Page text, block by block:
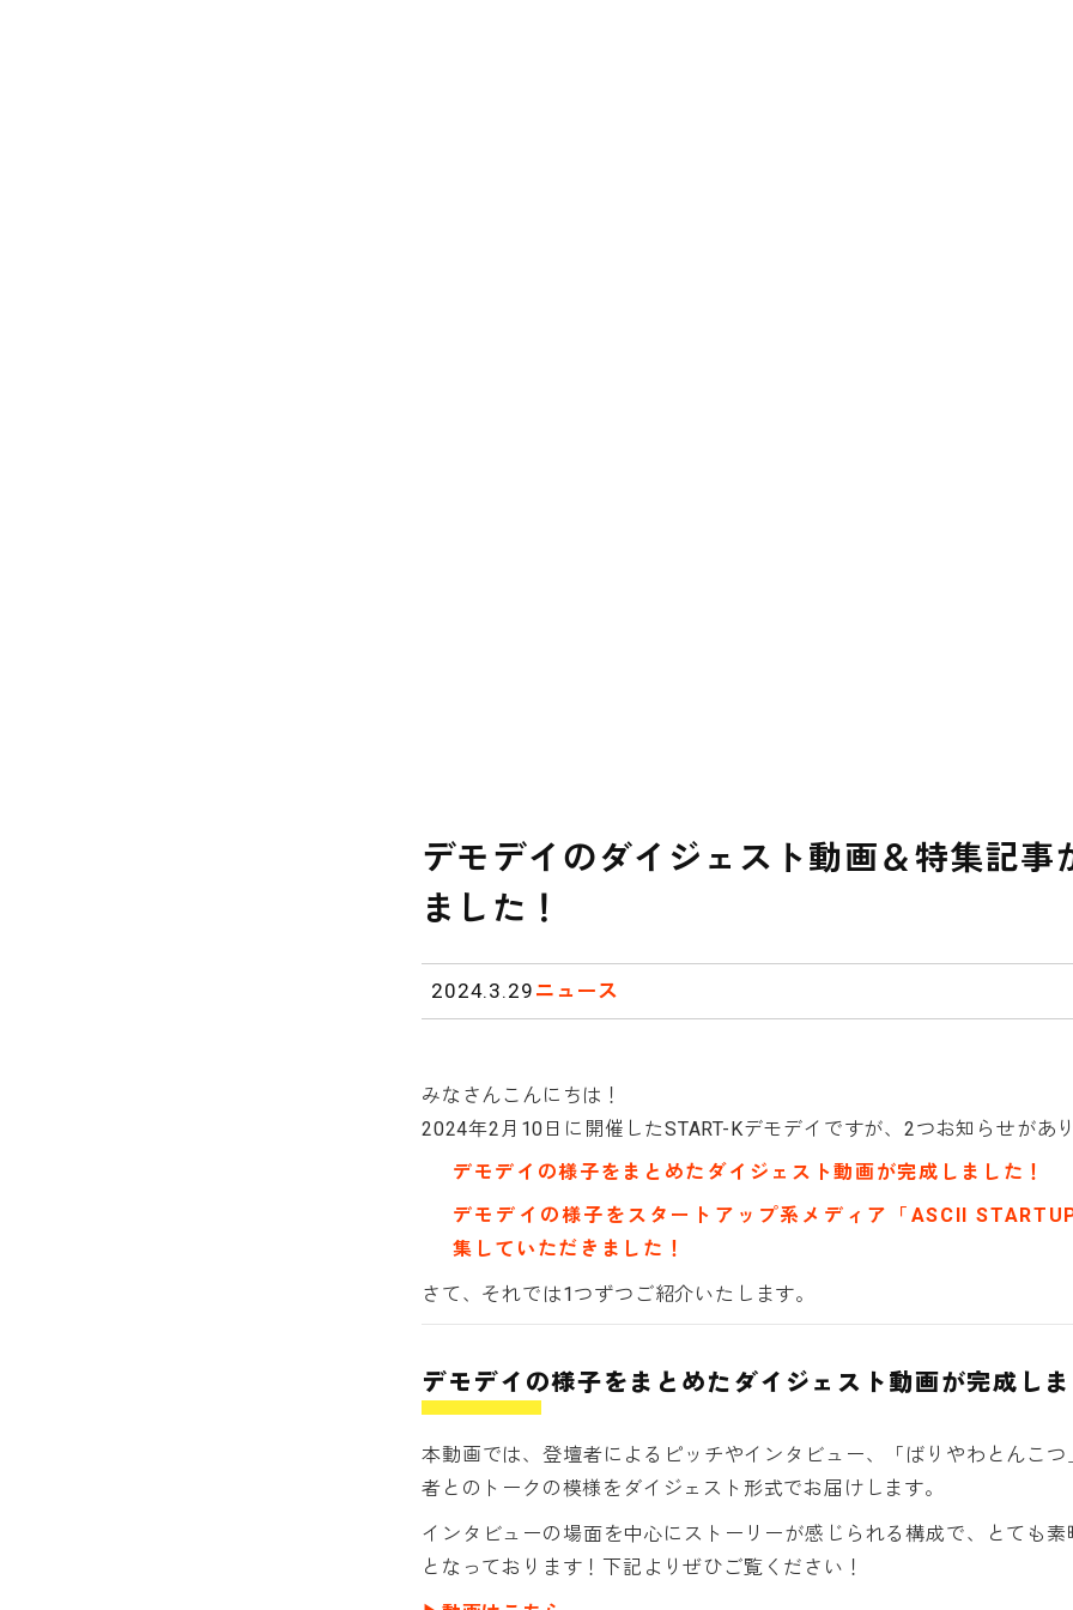
デモデイのダイジェスト動画＆特集記事
ました！
2024.3.29 ニュース
みなさんこんにちは！
2024年2月10日に開催したSTART-Kデモデイですが、2つお知らせがあ
デモデイの様子をまとめたダイジェスト動画が完成しました！
デモデイの様子をスタートアップ系メディア「ASCII
集していただきました！
さて、それでは1つずつご紹介いたします。
デモデイの様子をまとめたダイジェスト動画が完成し
本動画では、登壇者によるピッチやインタビュー、「ばりやわとんこ
者とのトークの模様をダイジェスト形式でお届けします。
インタビューの場面を中心にストーリーが感じられる構成で、とても
となっております！下記よりぜひご覧ください！